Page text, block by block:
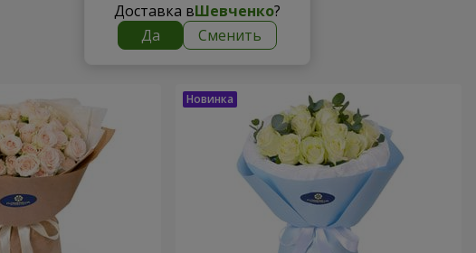
Доставка вШевченко?
Да
Сменить